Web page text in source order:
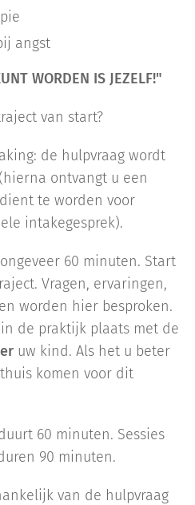
angst
WORDEN IS JEZELF!"
van start?
de hulpvraag wordt
ontvangt u een
te worden voor
intakegesprek).
60 minuten. Start
Vragen, ervaringen,
worden hier besproken.
de praktijk plaats met de
uw kind. Als het u beter
komen voor dit
60 minuten. Sessies
90 minuten.
van de hulpvraag